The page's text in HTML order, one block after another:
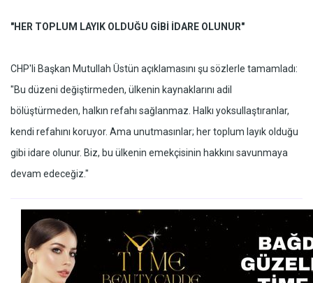
"HER TOPLUM LAYIK OLDUĞU GİBİ İDARE OLUNUR"
CHP'li Başkan Mutullah Üstün açıklamasını şu sözlerle tamamladı:
"Bu düzeni değiştirmeden, ülkenin kaynaklarını adil
bölüştürmeden, halkın refahı sağlanmaz. Halkı yoksullaştıranlar,
kendi refahını koruyor. Ama unutmasınlar; her toplum layık olduğu
gibi idare olunur. Biz, bu ülkenin emekçisinin hakkını savunmaya
devam edeceğiz."